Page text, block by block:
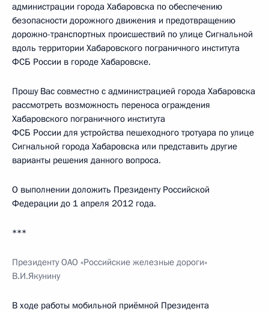
администрации города Хабаровска по обеспечению
безопасности дорожного движения и предотвращению
дорожно-транспортных происшествий по улице Сигнальной
вдоль территории Хабаровского пограничного института
ФСБ России в городе Хабаровске.
Прошу Вас совместно с администрацией города Хабаровска
рассмотреть возможность переноса ограждения
Хабаровского пограничного института
ФСБ России для устройства пешеходного тротуара по улице
Сигнальной города Хабаровска или представить другие
варианты решения данного вопроса.
О выполнении доложить Президенту Российской
Федерации до 1 апреля 2012 года.
***
Президенту ОАО «Российские железные дороги»
В.И.Якунину
В ходе работы мобильной приёмной Президента